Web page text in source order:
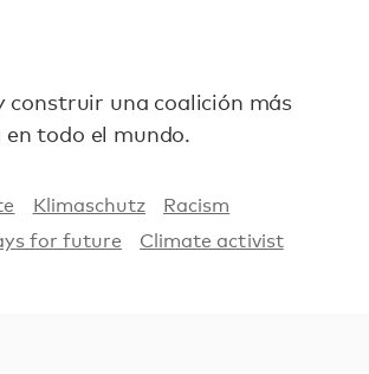
construir una coalición más
todo el mundo.
Klimaschutz
Racism
for future
Climate activist